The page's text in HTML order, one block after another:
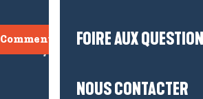
FOIRE AUX
NOUS CONTACTER
Comment venir ?